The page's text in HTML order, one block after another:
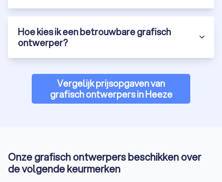
Hoe kies ik een betrouwbare grafisch
ontwerper?
Vergelijk prijsopgaven van
grafisch ontwerpers in Heeze
Onze grafisch ontwerpers beschikken over
de volgende keurmerken